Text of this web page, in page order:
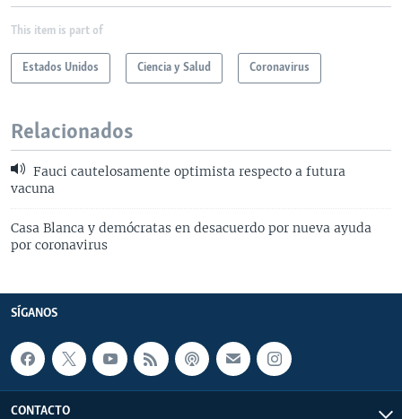
This item is part of
Estados Unidos Ciencia y Salud Coronavirus
Relacionados
Fauci cautelosamente optimista respecto a futura
vacuna
Casa Blanca y demócratas en desacuerdo por nueva ayuda
por coronavirus
SÍGANOS
CONTACTO